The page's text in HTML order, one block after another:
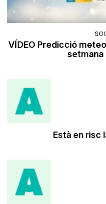
VÍDEO Predicció
setmana
Està en risc